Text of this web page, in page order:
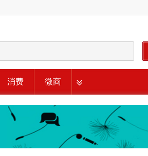
消费 微商